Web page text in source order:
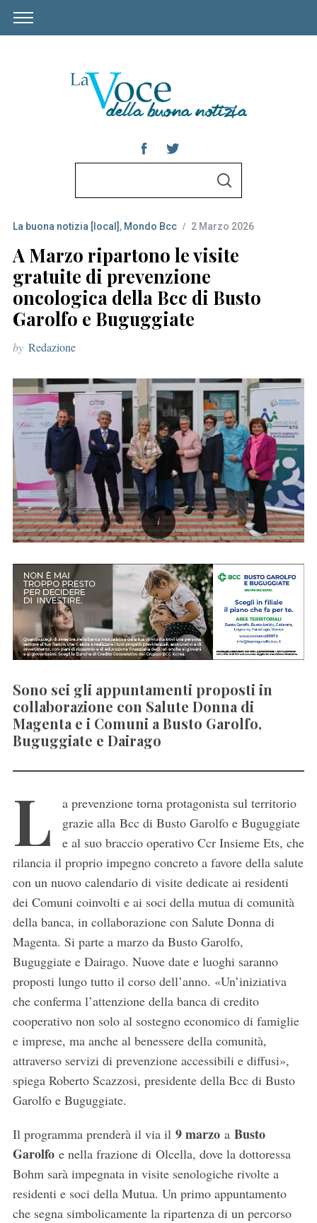
r
c
h
f
o
r
:
S
C
H
La buona notizia [local] , Mondo Bcc 2 Marzo 2026
A Marzo ripartono le visite
gratuite di prevenzione
oncologica della Bcc di Busto
Garolfo e Buguggiate
by Redazione
Sono sei gli appuntamenti proposti in
collaborazione con Salute Donna di
Magenta e i Comuni a Busto Garolfo,
Buguggiate e Dairago
L
a prevenzione torna protagonista sul territorio
grazie alla Bcc di Busto Garolfo e Buguggiate
e al suo braccio operativo Ccr Insieme Ets, che
rilancia il proprio impegno concreto a favore della salute
con un nuovo calendario di visite dedicate ai residenti
dei Comuni coinvolti e ai soci della mutua di comunità
della banca, in collaborazione con Salute Donna di
Magenta. Si parte a marzo da Busto Garolfo,
Buguggiate e Dairago. Nuove date e luoghi saranno
proposti lungo tutto il corso dell’anno. «Un’iniziativa
che conferma l’attenzione della banca di credito
cooperativo non solo al sostegno economico di famiglie
e imprese, ma anche al benessere della comunità,
attraverso servizi di prevenzione accessibili e diffusi»,
spiega Roberto Scazzosi, presidente della Bcc di Busto
Garolfo e Buguggiate.
Il programma prenderà il via il 9 marzoa Busto
Garolfoe nella frazione di Olcella, dove la dottoressa
Bohm sarà impegnata in visite senologiche rivolte a
residenti e soci della Mutua. Un primo appuntamento
che segna simbolicamente la ripartenza di un percorso